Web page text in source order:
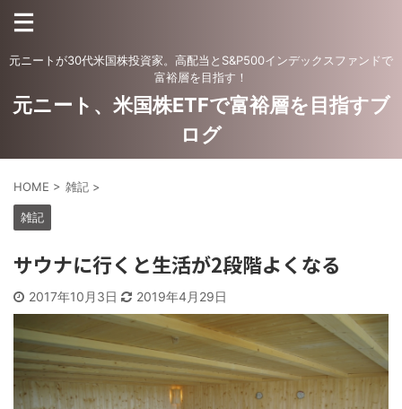
元ニートが30代米国株投資家。高配当とS&P500インデックスファンドで
富裕層を目指す！
元ニート、米国株ETFで富裕層を目指すブ
ログ
HOME > 雑記 >
雑記
サウナに行くと生活が2段階よくなる
2017年10月3日 2019年4月29日